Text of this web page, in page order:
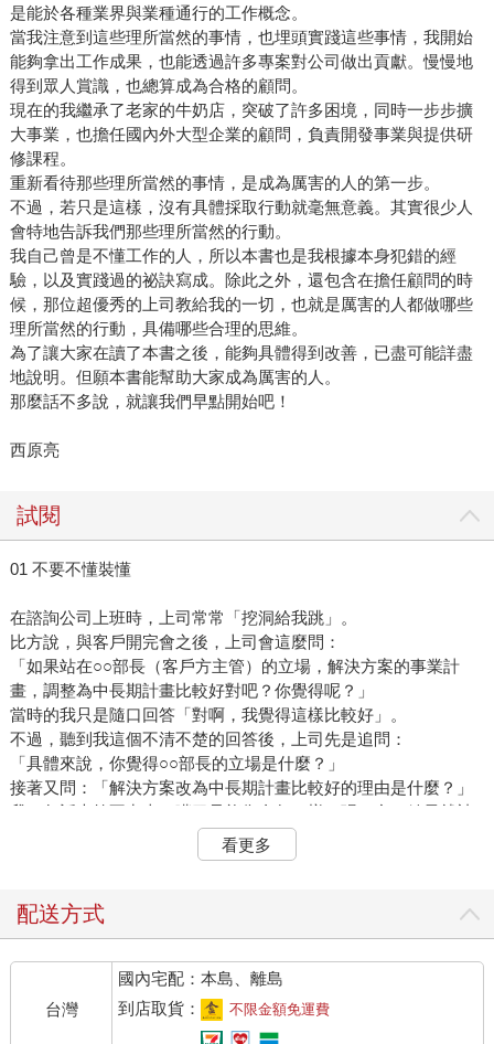
是能於各種業界與業種通行的工作概念。
當我注意到這些理所當然的事情，也埋頭實踐這些事情，我開始
能夠拿出工作成果，也能透過許多專案對公司做出貢獻。慢慢地
得到眾人賞識，也總算成為合格的顧問。
現在的我繼承了老家的牛奶店，突破了許多困境，同時一步步擴
大事業，也擔任國內外大型企業的顧問，負責開發事業與提供研
修課程。
重新看待那些理所當然的事情，是成為厲害的人的第一步。
不過，若只是這樣，沒有具體採取行動就毫無意義。其實很少人
會特地告訴我們那些理所當然的行動。
我自己曾是不懂工作的人，所以本書也是我根據本身犯錯的經
驗，以及實踐過的祕訣寫成。除此之外，還包含在擔任顧問的時
候，那位超優秀的上司教給我的一切，也就是厲害的人都做哪些
理所當然的行動，具備哪些合理的思維。
為了讓大家在讀了本書之後，能夠具體得到改善，已盡可能詳盡
地說明。但願本書能幫助大家成為厲害的人。
那麼話不多說，就讓我們早點開始吧！
西原亮
試閱
01 不要不懂裝懂
在諮詢公司上班時，上司常常「挖洞給我跳」。
比方說，與客戶開完會之後，上司會這麼問：
「如果站在○○部長（客戶方主管）的立場，解決方案的事業計
畫，調整為中長期計畫比較好對吧？你覺得呢？」
當時的我只是隨口回答「對啊，我覺得這樣比較好」。
不過，聽到我這個不清不楚的回答後，上司先是追問：
「具體來說，你覺得○○部長的立場是什麼？」
接著又問：「解決方案改為中長期計畫比較好的理由是什麼？」
我一句話也答不出來，嘴巴只能像金魚一樣一張一合，結果就被
上司訓了一頓。上司當時給我的教訓，到現在我都還記得很清
「明明不理解，卻隨口回答『我也這麼覺得』，是刻意忽略疑問
「不懂就說不懂，然後虛心受教，這樣才能釐清疑問。」
「遇到不懂的事情才是大好機會，釐清疑問就能進一步與客戶溝
通，得到客戶信賴。」
看更多
配送方式
台灣
國內宅配：本島、離島
到店取貨：
不限金額免運費